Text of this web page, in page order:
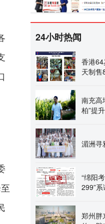
24小时热闻
香港
天制售
南充高
柏”提
湄洲寻
“绵阳
299”
郑州胖